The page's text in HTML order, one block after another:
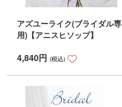
アズユーライク(ブライダル専
用)【アニスヒソップ】
4,840円 (税込)